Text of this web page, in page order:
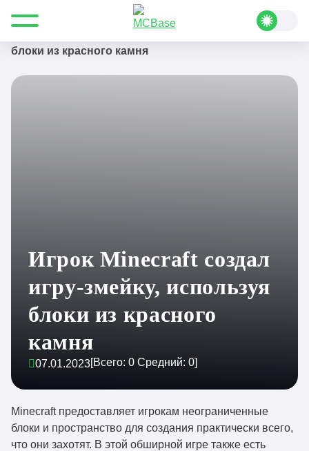
Все для Minecraft
Новости
Игрок Minecraft создал игру-змейку, используя
блоки из красного камня
Игрок Minecraft создал
игру-змейку, используя
блоки из красного
камня
07.01.2023[Всего: 0 Средний: 0]
Minecraft предоставляет игрокам неограниченные
блоки и пространство для создания практически всего,
что они захотят. В этой обширной игре также есть